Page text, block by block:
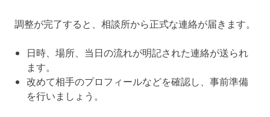
調整が完了すると、相談所から正式な連絡が届きます。
日時、場所、当日の流れが明記された連絡が送られ
ます。
改めて相手のプロフィールなどを確認し、事前準備
を行いましょう。